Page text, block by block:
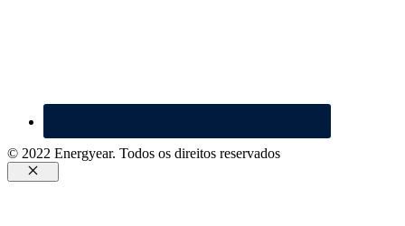
© 2022 Energyear. Todos os direitos reservados
Fechar